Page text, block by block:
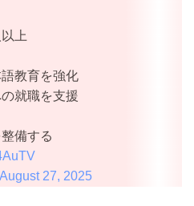
上
教育を強化
就職を支援
備する
August 27, 2025